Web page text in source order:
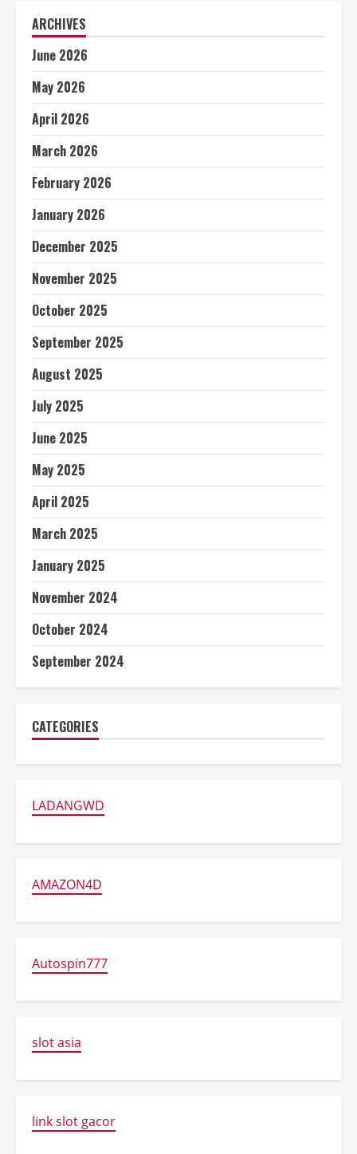
ARCHIVES
June 2026
May 2026
April 2026
March 2026
February 2026
January 2026
December 2025
November 2025
October 2025
September 2025
August 2025
July 2025
June 2025
May 2025
April 2025
March 2025
January 2025
November 2024
October 2024
September 2024
CATEGORIES
LADANGWD
AMAZON4D
Autospin777
slot asia
link slot gacor